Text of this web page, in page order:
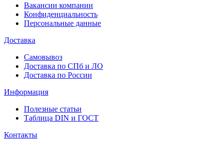
Вакансии компании
Конфиденциальность
Персональные данные
Доставка
Самовывоз
Доставка по СПб и ЛО
Доставка по России
Информация
Полезные статьи
Таблица DIN и ГОСТ
Контакты